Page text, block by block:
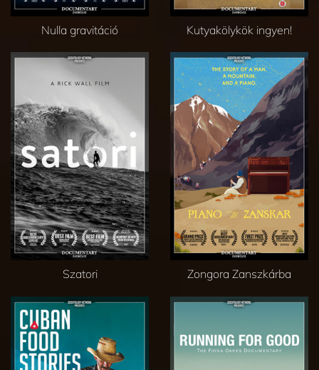
Nulla gravitáció Kutyakölykök ingyen!
Szatori Zongora Zanszkárba